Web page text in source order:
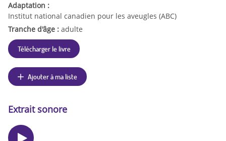
Adaptation :
Institut national canadien pour les aveugles (ABC)
Tranche d'âge : adulte
Télécharger le livre
Ajouter à ma liste
Extrait sonore